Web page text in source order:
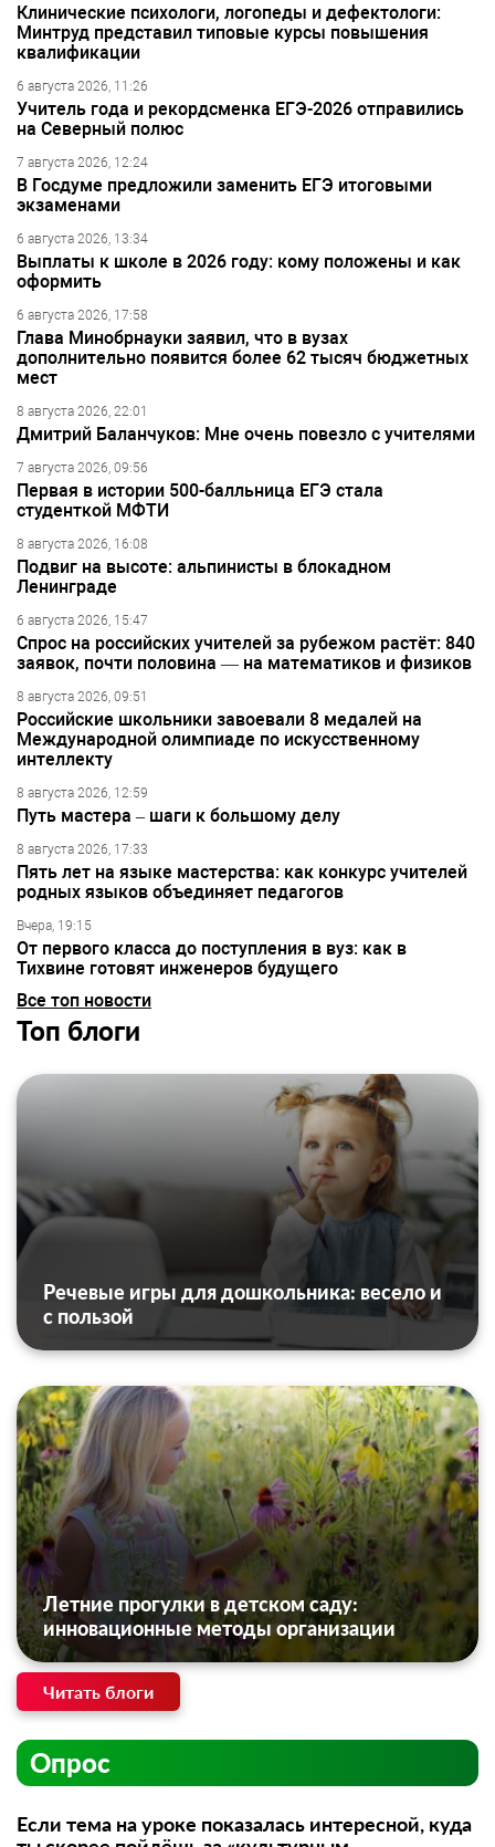
Клинические психологи, логопеды и дефектологи:
Минтруд представил типовые курсы повышения
квалификации
6 августа 2026, 11:26
Учитель года и рекордсменка ЕГЭ-2026 отправились
на Северный полюс
7 августа 2026, 12:24
В Госдуме предложили заменить ЕГЭ итоговыми
экзаменами
6 августа 2026, 13:34
Выплаты к школе в 2026 году: кому положены и как
оформить
6 августа 2026, 17:58
Глава Минобрнауки заявил, что в вузах
дополнительно появится более 62 тысяч бюджетных
мест
8 августа 2026, 22:01
Дмитрий Баланчуков: Мне очень повезло с учителями
7 августа 2026, 09:56
Первая в истории 500-балльница ЕГЭ стала
студенткой МФТИ
8 августа 2026, 16:08
Подвиг на высоте: альпинисты в блокадном
Ленинграде
6 августа 2026, 15:47
Спрос на российских учителей за рубежом растёт: 840
заявок, почти половина — на математиков и физиков
8 августа 2026, 09:51
Российские школьники завоевали 8 медалей на
Международной олимпиаде по искусственному
интеллекту
8 августа 2026, 12:59
Путь мастера – шаги к большому делу
8 августа 2026, 17:33
Пять лет на языке мастерства: как конкурс учителей
родных языков объединяет педагогов
Вчера, 19:15
От первого класса до поступления в вуз: как в
Тихвине готовят инженеров будущего
Все топ новости
Топ блоги
Речевые игры для дошкольника: весело и
с пользой
Летние прогулки в детском саду:
инновационные методы организации
Читать блоги
Опрос
Если тема на уроке показалась интересной, куда